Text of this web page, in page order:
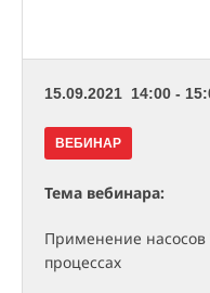
15.09.2021 14:00 -
ВЕБИНАР
Тема вебинара:
Применение насосов
процессах